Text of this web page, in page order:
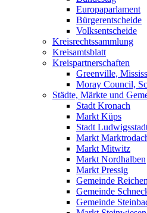
Europaparlament
Bürgerentscheide
Volksentscheide
Kreisrechtssammlung
Kreisamtsblatt
Kreispartnerschaften
Greenville,
Moray Council,
Städte, Märkte und
Stadt Kronach
Markt Küps
Stadt
Markt
Markt Mitwitz
Markt Nordhalben
Markt Pressig
Gemeinde
Gemeinde
Gemeinde